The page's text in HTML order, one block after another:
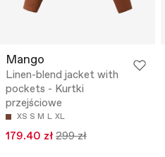
Mango
Linen-blend jacket with
pockets - Kurtki
przejściowe
XS S M L XL
179.40 zł 299 zł